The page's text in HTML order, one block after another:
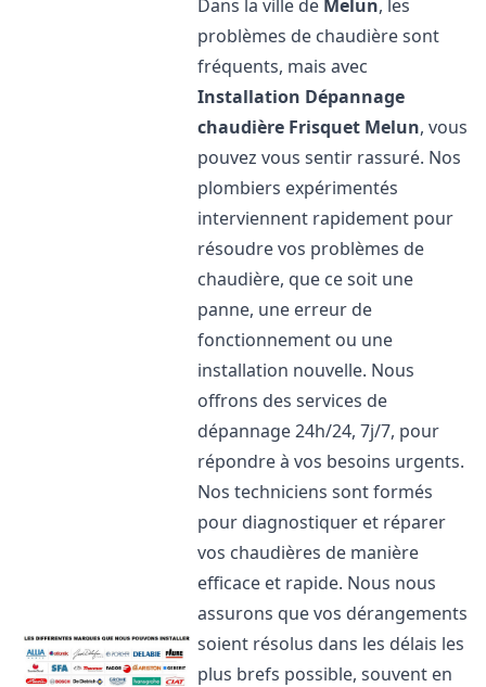
Dans la ville de Melun, les
problèmes de chaudière sont
fréquents, mais avec
Installation Dépannage
chaudière Frisquet Melun, vous
pouvez vous sentir rassuré. Nos
plombiers expérimentés
interviennent rapidement pour
résoudre vos problèmes de
chaudière, que ce soit une
panne, une erreur de
fonctionnement ou une
installation nouvelle. Nous
offrons des services de
dépannage 24h/24, 7j/7, pour
répondre à vos besoins urgents.
Nos techniciens sont formés
pour diagnostiquer et réparer
vos chaudières de manière
efficace et rapide. Nous nous
assurons que vos dérangements
soient résolus dans les délais les
plus brefs possible, souvent en